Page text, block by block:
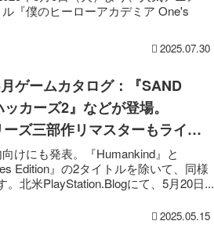
『僕のヒーローアカデミア One's
2025.07.30
ゲームカタログ：『SAND
カーズ2』などが登場。
ーズ三部作リマスターもライン
向けにも発表。『Humankind』と
Edition』の2タイトルを除いて、同様
。北米PlayStation.Blogにて、5月20日...
2025.05.15